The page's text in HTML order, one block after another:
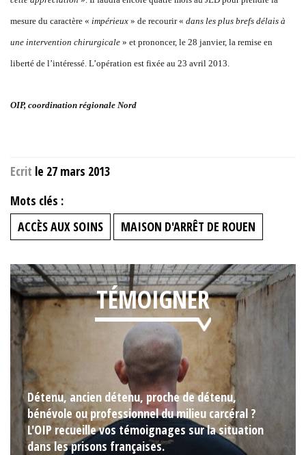
mesure du caractère « impérieux » de recourir « dans les plus brefs délais à
une intervention chirurgicale » et prononcer, le 28 janvier, la remise en
liberté de l’intéressé. L’opération est fixée au 23 avril 2013.
OIP, coordination régionale Nord
Ecrit le 27 mars 2013
Mots clés :
ACCÈS AUX SOINS
MAISON D'ARRÊT DE ROUEN
TÉMOIGNER
Détenu, ancien détenu, proche de détenu,
bénévole ou professionnel du milieu carcéral ?
L'OIP recueille vos témoignages sur la situation
dans les prisons françaises.